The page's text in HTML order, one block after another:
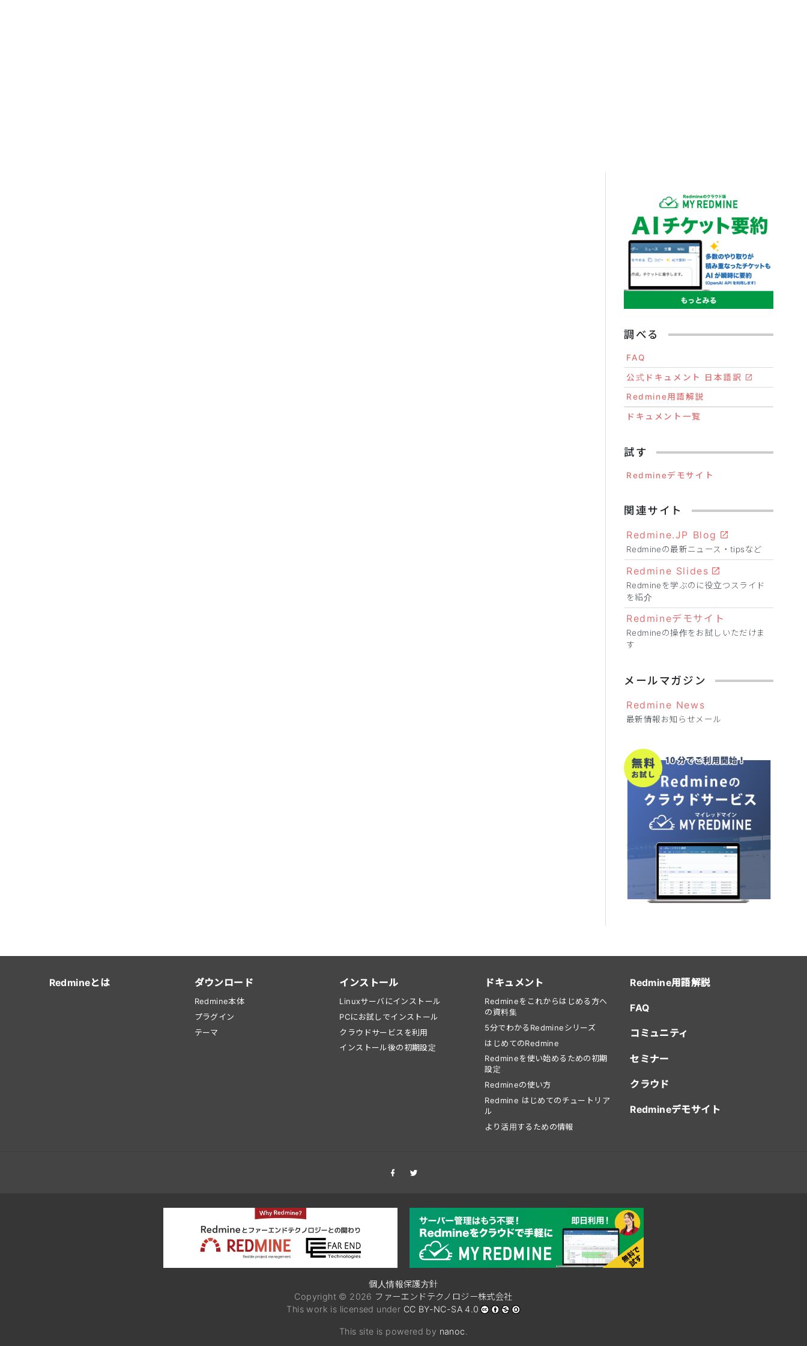
調べる
FAQ
公式ドキュメント 日本語訳
Redmine用語解説
ドキュメント一覧
試す
Redmineデモサイト
関連サイト
Redmine.JP Blog
Redmineの最新ニュース・tipsなど
Redmine Slides
Redmineを学ぶのに役立つスライド
を紹介
Redmineデモサイト
Redmineの操作をお試しいただけま
す
メールマガジン
Redmine News
最新情報お知らせメール
Redmineとは ダウンロード
Redmine本体
プラグイン
テーマ
インストール
Linuxサーバにインストール
PCにお試しでインストール
クラウドサービスを利用
インストール後の初期設定
ドキュメント
Redmineをこれからはじめる方へ
の資料集
5分でわかるRedmineシリーズ
はじめてのRedmine
Redmineを使い始めるための初期
設定
Redmineの使い方
Redmine はじめてのチュートリア
ル
より活用するための情報
Redmine用語解説
FAQ
コミュニティ
セミナー
クラウド
Redmineデモサイト
個人情報保護方針
Copyright © 2026 ファーエンドテクノロジー株式会社
This work is licensed under CC BY-NC-SA 4.0
This site is powered by nanoc